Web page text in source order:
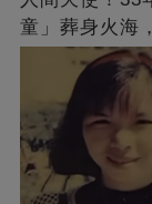
童」葬身火海
崩：真正的英